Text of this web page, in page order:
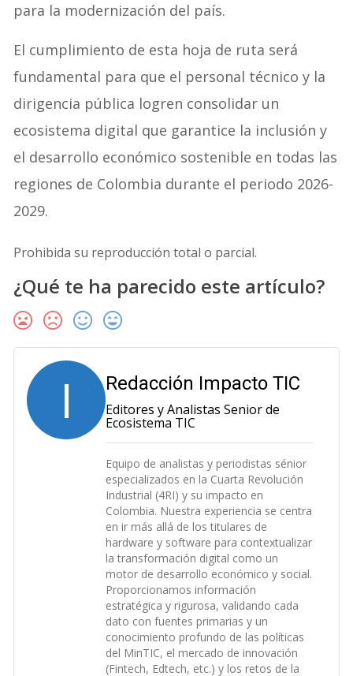
para la modernización del país.
El cumplimiento de esta hoja de ruta será
fundamental para que el personal técnico y la
dirigencia pública logren consolidar un
ecosistema digital que garantice la inclusión y
el desarrollo económico sostenible en todas las
regiones de Colombia durante el periodo 2026-
2029.
Prohibida su reproducción total o parcial.
¿Qué te ha parecido este artículo?
I Redacción Impacto TIC
Editores y Analistas Senior de
Ecosistema TIC
Equipo de analistas y periodistas sénior
especializados en la Cuarta Revolución
Industrial (4RI) y su impacto en
Colombia. Nuestra experiencia se centra
en ir más allá de los titulares de
hardware y software para contextualizar
la transformación digital como un
motor de desarrollo económico y social.
Proporcionamos información
estratégica y rigurosa, validando cada
dato con fuentes primarias y un
conocimiento profundo de las políticas
del MinTIC, el mercado de innovación
(Fintech, Edtech, etc.) y los retos de la